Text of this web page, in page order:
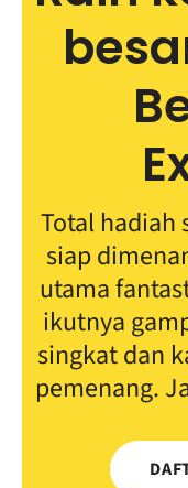
Total hadiah
siap
utama
ikutnya
singkat dan
pemenang.